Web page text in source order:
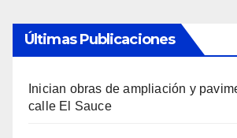
Últimas Publicaciones
Inician obras de ampliación y
calle El Sauce